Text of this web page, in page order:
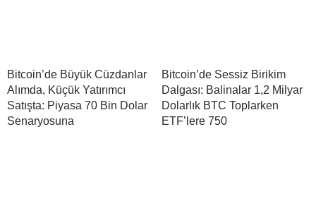
Bitcoin’de Büyük Cüzdanlar
Alımda, Küçük Yatırımcı
Satışta: Piyasa 70 Bin Dolar
Senaryosuna
Bitcoin’de Sessiz Birikim
Dalgası: Balinalar 1,2 Milyar
Dolarlık BTC Toplarken
ETF’lere 750